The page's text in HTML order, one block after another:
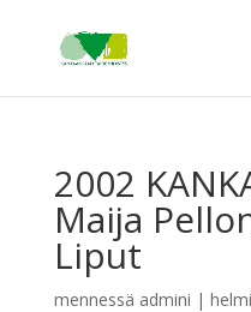
2002
Maija
Liput
mennessä admini |